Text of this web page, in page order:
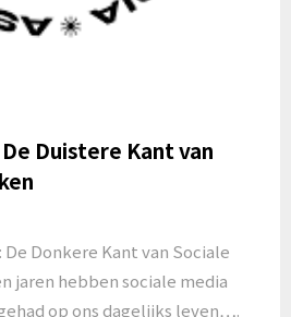
Duistere Kant van
Donkere Kant van Sociale
jaren hebben sociale media
op ons dagelijks leven….